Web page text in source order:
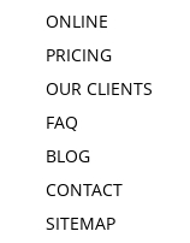
ONLINE
PRICING
OUR CLIENTS
FAQ
BLOG
CONTACT
SITEMAP